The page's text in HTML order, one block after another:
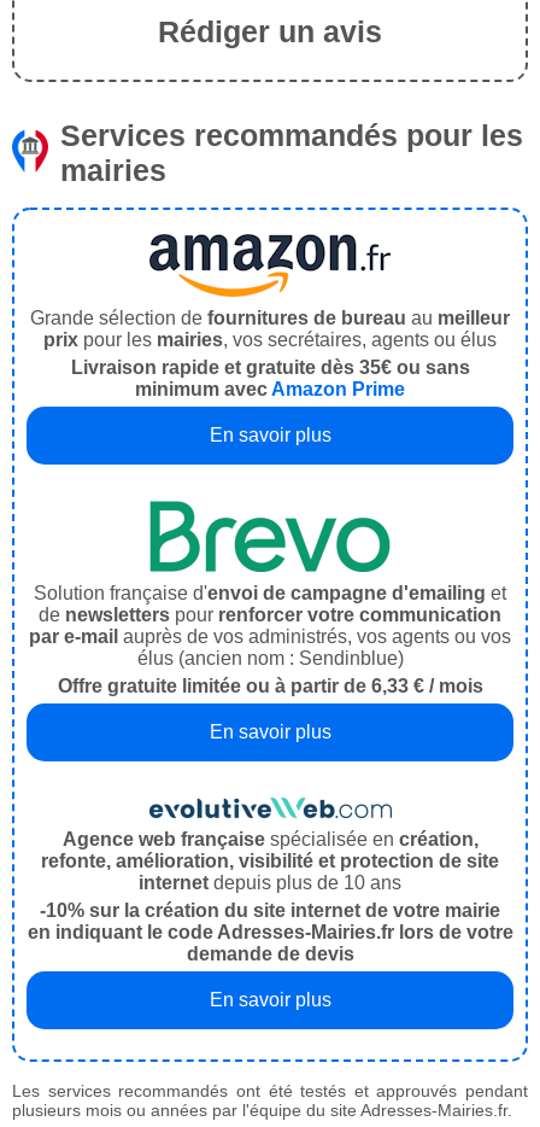
Rédiger un avis
Services recommandés pour les
mairies
Grande sélection de fournitures de bureau au meilleur
prix pour les mairies, vos secrétaires, agents ou élus
Livraison rapide et gratuite dès 35€ ou sans
minimum avecAmazon Prime
En savoir plus
Solution française d'envoi de campagne d'emailing et
de newsletters pour renforcer votre communication
par e-mail auprès de vos administrés, vos agents ou vos
élus (ancien nom : Sendinblue)
Offre gratuite limitée ou à partir de 6,33 € / mois
En savoir plus
Agence web françaisespécialisée en création,
refonte, amélioration, visibilité et protection de site
internet depuis plus de 10 ans
-10% sur la création du site internet de votre mairie
en indiquant le code Adresses-Mairies.fr lors de votre
demande de devis
En savoir plus
Les services recommandés ont été testés et approuvés pendant
plusieurs mois ou années par l'équipe du site Adresses-Mairies.fr.